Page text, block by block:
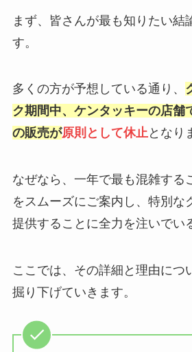
まず、皆さんが最も知りたい結
す。
多くの方が予想している通り、
ク期間中、ケンタッキーの店舗
の販売が原則として休止となり
なぜなら、一年で最も混雑する
をスムーズにご案内し、特別な
提供することに全力を注いでい
ここでは、その詳細と理由につ
掘り下げていきます。